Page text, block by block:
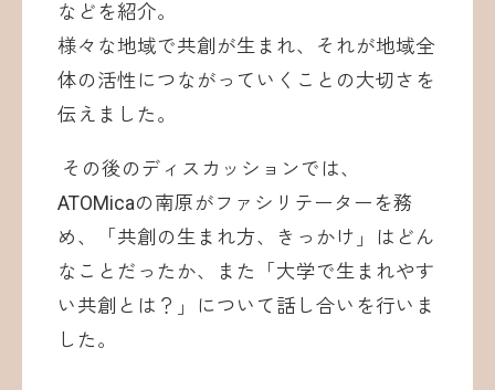
などを紹介。
様々な地域で共創が生まれ、それが地域全
体の活性につながっていくことの大切さを
伝えました。
その後のディスカッションでは、
ATOMicaの南原がファシリテーターを務
め、「共創の生まれ方、きっかけ」はどん
なことだったか、また「大学で生まれやす
い共創とは？」について話し合いを行いま
した。